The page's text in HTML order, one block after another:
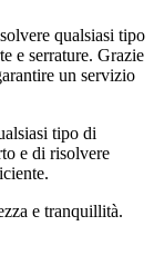
qualsiasi tipo
e serrature. Grazie
un servizio
tipo di
e di risolvere
e tranquillità.